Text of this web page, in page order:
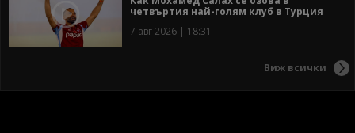
четвъртия най-голям клуб в Турция
7 авг 2026 | 18:31
Виж всички